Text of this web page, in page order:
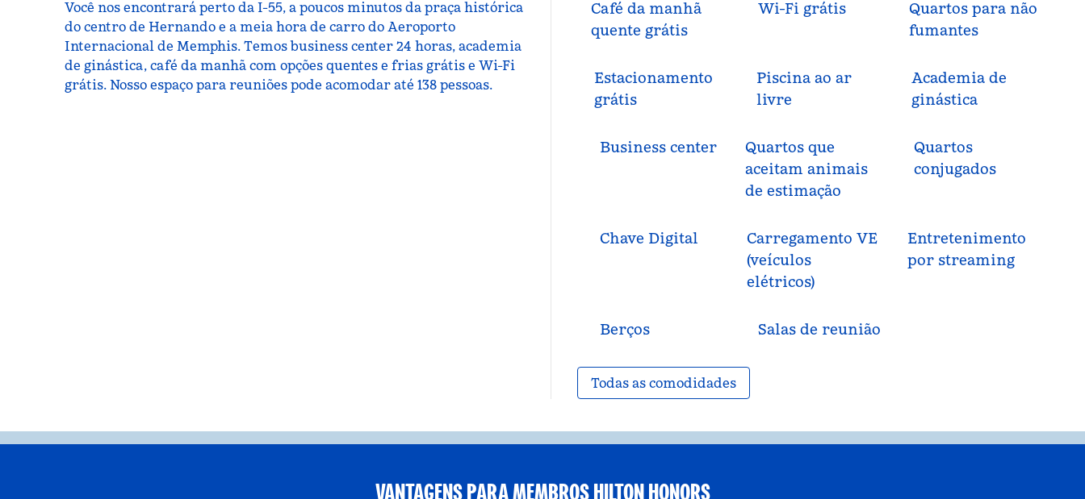
Você nos encontrará perto da I-55, a poucos minutos da praça histórica
do centro de Hernando e a meia hora de carro do Aeroporto
Internacional de Memphis. Temos business center 24 horas, academia
de ginástica, café da manhã com opções quentes e frias grátis e Wi-Fi
grátis. Nosso espaço para reuniões pode acomodar até 138 pessoas.
Café da manhã
quente grátis
Wi-Fi grátis
Quartos para não
fumantes
Estacionamento
grátis
Piscina ao ar
livre
Academia de
ginástica
Business center
Quartos que
aceitam animais
de estimação
Quartos
conjugados
Chave Digital
Carregamento VE
(veículos
elétricos)
Entretenimento
por streaming
Berços Salas de reunião
Todas as comodidades
VANTAGENS PARA MEMBROS HILTON HONORS